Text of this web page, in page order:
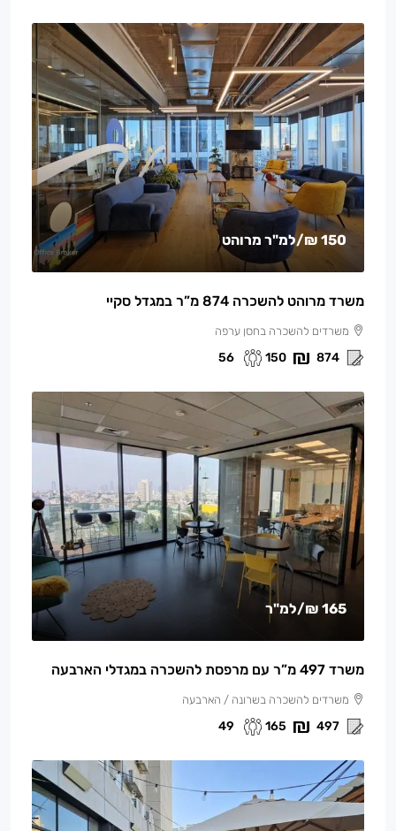
150 ₪ /למ"ר מרוהט
משרד מרוהט להשכרה 874 מ”ר במגדל סקיי
משרדים להשכרה בחסן ערפה
874
150
56
165 ₪ /למ"ר
משרד 497 מ”ר עם מרפסת להשכרה במגדלי הארבעה
משרדים להשכרה בשרונה / הארבעה
497
165
49